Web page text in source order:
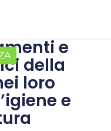
e
della
loro
e